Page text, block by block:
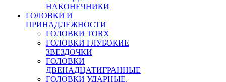
НАКОНЕЧНИКИ
ГОЛОВКИ И
ПРИНАДЛЕЖНОСТИ
ГОЛОВКИ TORX
ГОЛОВКИ ГЛУБОКИЕ
ЗВЕЗДОЧКИ
ГОЛОВКИ
ДВЕНАДЦАТИГРАННЫЕ
ГОЛОВКИ УДАРНЫЕ,